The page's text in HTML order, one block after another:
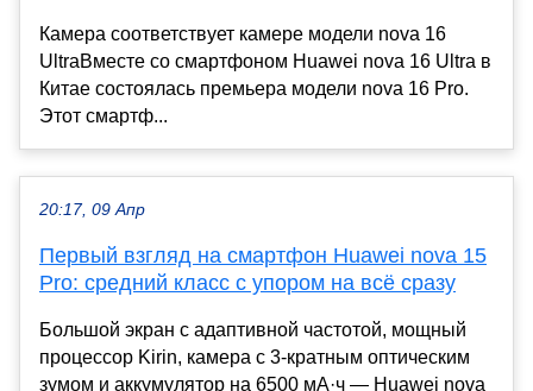
Камера соответствует камере модели nova 16
UltraВместе со смартфоном Huawei nova 16 Ultra в
Китае состоялась премьера модели nova 16 Pro.
Этот смартф...
20:17, 09 Апр
Первый взгляд на смартфон Huawei nova 15
Pro: средний класс с упором на всё сразу
Большой экран с адаптивной частотой, мощный
процессор Kirin, камера с 3‑кратным оптическим
зумом и аккумулятор на 6500 мА·ч — Huawei nova